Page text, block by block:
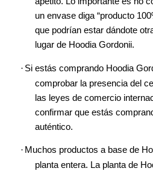
un envase diga “producto
que podrían estar dándote
lugar de Hoodia Gordonii.
· Si estás comprando Hoodia
comprobar la presencia del
las leyes de comercio
confirmar que estás
auténtico.
· Muchos productos a base de
planta entera. La planta de